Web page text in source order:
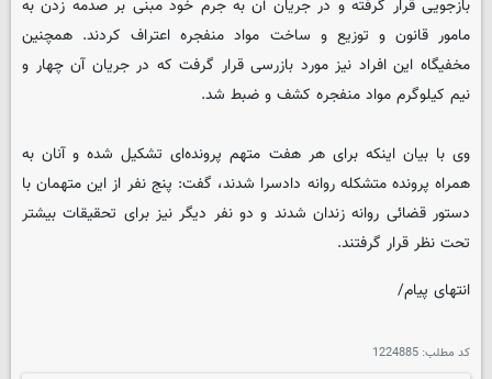
بازجویی قرار گرفته و در جریان آن به جرم خود مبنی بر صدمه زدن به
مامور قانون و توزیع و ساخت مواد منفجره اعتراف کردند. همچنین
مخفیگاه این افراد نیز مورد بازرسی قرار گرفت که در جریان آن چهار و
نیم کیلوگرم مواد منفجره کشف و ضبط شد.
وی با بیان اینکه برای هر هفت متهم پرونده‌ای تشکیل شده و آنان به
همراه پرونده متشکله روانه دادسرا شدند، گفت: پنج نفر از این متهمان با
دستور قضائی روانه زندان شدند و دو نفر دیگر نیز برای تحقیقات بیشتر
تحت نظر قرار گرفتند.
انتهای پیام/
کد مطلب: 1224885